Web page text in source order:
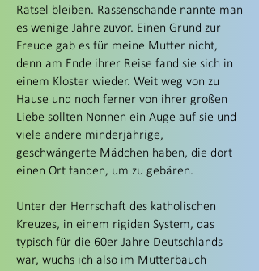
Rätsel bleiben. Rassenschande nannte man
es wenige Jahre zuvor. Einen Grund zur
Freude gab es für meine Mutter nicht,
denn am Ende ihrer Reise fand sie sich in
einem Kloster wieder. Weit weg von zu
Hause und noch ferner von ihrer großen
Liebe sollten Nonnen ein Auge auf sie und
viele andere minderjährige,
geschwängerte Mädchen haben, die dort
einen Ort fanden, um zu gebären.
Unter der Herrschaft des katholischen
Kreuzes, in einem rigiden System, das
typisch für die 60er Jahre Deutschlands
war, wuchs ich also im Mutterbauch